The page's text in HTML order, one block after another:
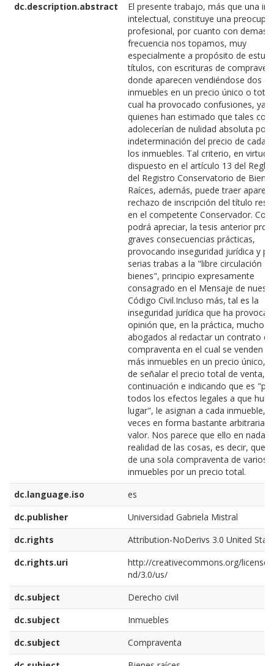
dc.description.abstract
El presente trabajo, más que una
intelectual, constituye una
profesional, por cuanto con
frecuencia nos topamos, muy
especialmente a propósito de
títulos, con escrituras de
donde aparecen vendiéndose dos o
inmuebles en un precio único o
cual ha provocado confusiones, ya
quienes han estimado que tales
adolecerían de nulidad absoluta por
indeterminación del precio de cada
los inmuebles. Tal criterio, en virtud
dispuesto en el artículo 13 del
del Registro Conservatorio de
Raíces, además, puede traer
rechazo de inscripción del título
en el competente Conservador.
podrá apreciar, la tesis anterior
graves consecuencias prácticas,
provocando inseguridad jurídica y
serias trabas a la "libre circulación
bienes", principio expresamente
consagrado en el Mensaje de
Código Civil.Incluso más, tal es la
inseguridad jurídica que ha
opinión que, en la práctica, muchos
abogados al redactar un contrato de
compraventa en el cual se venden
más inmuebles en un precio único,
de señalar el precio total de venta, a
continuación e indicando que es
todos los efectos legales a que
lugar", le asignan a cada inmueble,
veces en forma bastante arbitraria,
valor. Nos parece que ello en nada
realidad de las cosas, es decir, que
de una sola compraventa de varios
inmuebles por un precio total.
dc.language.iso
es
dc.publisher
Universidad Gabriela Mistral
dc.rights
Attribution-NoDerivs 3.0 United
dc.rights.uri
http://creativecommons.org/
nd/3.0/us/
dc.subject
Derecho civil
dc.subject
Inmuebles
dc.subject
Compraventa